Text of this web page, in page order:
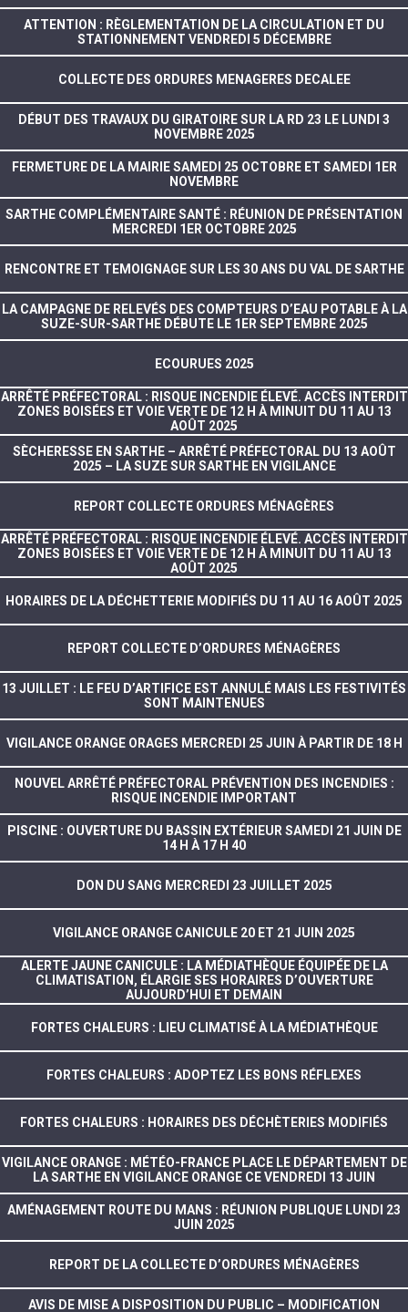
ATTENTION : RÈGLEMENTATION DE LA CIRCULATION ET DU
STATIONNEMENT VENDREDI 5 DÉCEMBRE
COLLECTE DES ORDURES MENAGERES DECALEE
DÉBUT DES TRAVAUX DU GIRATOIRE SUR LA RD 23 LE LUNDI 3
NOVEMBRE 2025
FERMETURE DE LA MAIRIE SAMEDI 25 OCTOBRE ET SAMEDI 1ER
NOVEMBRE
SARTHE COMPLÉMENTAIRE SANTÉ : RÉUNION DE PRÉSENTATION
MERCREDI 1ER OCTOBRE 2025
RENCONTRE ET TEMOIGNAGE SUR LES 30 ANS DU VAL DE SARTHE
LA CAMPAGNE DE RELEVÉS DES COMPTEURS D’EAU POTABLE À LA
SUZE-SUR-SARTHE DÉBUTE LE 1ER SEPTEMBRE 2025
ECOURUES 2025
ARRÊTÉ PRÉFECTORAL : RISQUE INCENDIE ÉLEVÉ. ACCÈS INTERDIT
ZONES BOISÉES ET VOIE VERTE DE 12 H À MINUIT DU 11 AU 13
AOÛT 2025
SÈCHERESSE EN SARTHE – ARRÊTÉ PRÉFECTORAL DU 13 AOÛT
2025 – LA SUZE SUR SARTHE EN VIGILANCE
REPORT COLLECTE ORDURES MÉNAGÈRES
ARRÊTÉ PRÉFECTORAL : RISQUE INCENDIE ÉLEVÉ. ACCÈS INTERDIT
ZONES BOISÉES ET VOIE VERTE DE 12 H À MINUIT DU 11 AU 13
AOÛT 2025
HORAIRES DE LA DÉCHETTERIE MODIFIÉS DU 11 AU 16 AOÛT 2025
REPORT COLLECTE D’ORDURES MÉNAGÈRES
13 JUILLET : LE FEU D’ARTIFICE EST ANNULÉ MAIS LES FESTIVITÉS
SONT MAINTENUES
VIGILANCE ORANGE ORAGES MERCREDI 25 JUIN À PARTIR DE 18 H
NOUVEL ARRÊTÉ PRÉFECTORAL PRÉVENTION DES INCENDIES :
RISQUE INCENDIE IMPORTANT
PISCINE : OUVERTURE DU BASSIN EXTÉRIEUR SAMEDI 21 JUIN DE
14 H À 17 H 40
DON DU SANG MERCREDI 23 JUILLET 2025
VIGILANCE ORANGE CANICULE 20 ET 21 JUIN 2025
ALERTE JAUNE CANICULE : LA MÉDIATHÈQUE ÉQUIPÉE DE LA
CLIMATISATION, ÉLARGIE SES HORAIRES D’OUVERTURE
AUJOURD’HUI ET DEMAIN
FORTES CHALEURS : LIEU CLIMATISÉ À LA MÉDIATHÈQUE
FORTES CHALEURS : ADOPTEZ LES BONS RÉFLEXES
FORTES CHALEURS : HORAIRES DES DÉCHÈTERIES MODIFIÉS
VIGILANCE ORANGE : MÉTÉO-FRANCE PLACE LE DÉPARTEMENT DE
LA SARTHE EN VIGILANCE ORANGE CE VENDREDI 13 JUIN
AMÉNAGEMENT ROUTE DU MANS : RÉUNION PUBLIQUE LUNDI 23
JUIN 2025
REPORT DE LA COLLECTE D’ORDURES MÉNAGÈRES
AVIS DE MISE A DISPOSITION DU PUBLIC – MODIFICATION